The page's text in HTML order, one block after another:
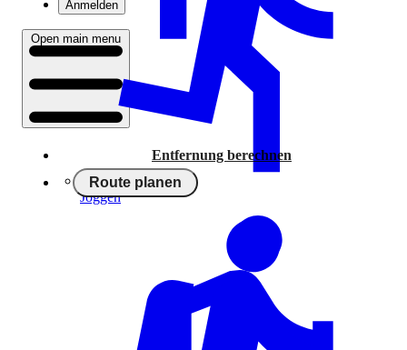
Anmelden
Open main menu
Entfernung berechnen
Route planen
Joggen